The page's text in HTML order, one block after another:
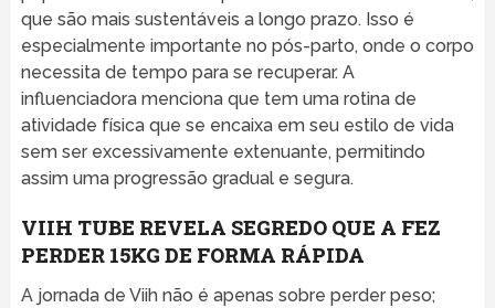
que são mais sustentáveis a longo prazo. Isso é
especialmente importante no pós-parto, onde o corpo
necessita de tempo para se recuperar. A
influenciadora menciona que tem uma rotina de
atividade física que se encaixa em seu estilo de vida
sem ser excessivamente extenuante, permitindo
assim uma progressão gradual e segura.
VIIH TUBE REVELA SEGREDO QUE A FEZ
PERDER 15KG DE FORMA RÁPIDA
A jornada de Viih não é apenas sobre perder peso;